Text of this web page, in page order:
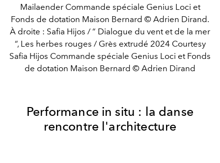
Mailaender Commande spéciale Genius Loci et
Fonds de dotation Maison Bernard © Adrien Dirand.
À droite : Safia Hijos / “ Dialogue du vent et de la mer
“, Les herbes rouges / Grès extrudé 2024 Courtesy
Safia Hijos Commande spéciale Genius Loci et Fonds
de dotation Maison Bernard © Adrien Dirand
Performance in situ : la danse
rencontre l'architecture